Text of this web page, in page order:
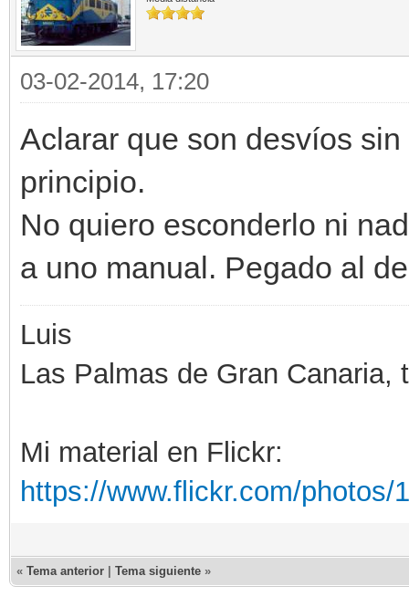
03-02-2014, 17:20
Aclarar que son desvíos
principio.
No quiero esconderlo ni
a uno manual. Pegado al
Luis
Las Palmas de Gran
Mi material en Flickr:
https://www.flickr.com/photos/
« Tema anterior | Tema siguiente »